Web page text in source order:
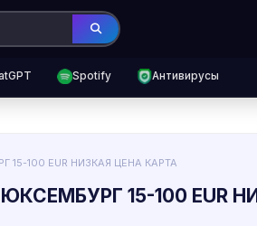
Spotify Антивирусы
15-100 EUR НИЗКАЯ ЦЕНА КАРТА
15-100 EUR